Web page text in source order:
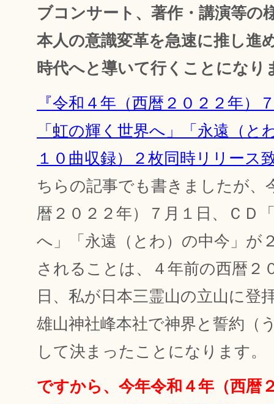
ブコンサート、著作・講演等の
本人の意識変革を急速に推し進
時代へと導いて行くことになり
『令和４年（西暦２０２２年）
「虹の輝く世界へ」「永遠（と
１０曲収録）２枚同時リリース
ちらの記事でも書きましたが、
暦２０２２年）７月１日、ＣＤ
へ」「永遠（とわ）の中今」が
されることは、４年前の西暦２
日、私が日本三霊山の立山に登
雄山神社峰本社で神界と誓約（
して決まったことになります。
ですから、今年令和４年（西暦